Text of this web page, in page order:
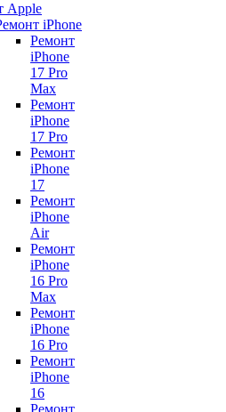
Apple
iPhone
Ремонт
iPhone
17 Pro
Max
Ремонт
iPhone
17 Pro
Ремонт
iPhone
17
Ремонт
iPhone
Air
Ремонт
iPhone
16 Pro
Max
Ремонт
iPhone
16 Pro
Ремонт
iPhone
16
Ремонт